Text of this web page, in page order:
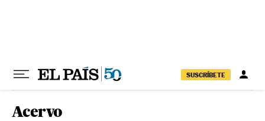
SUSCRÍBETE
Acervo